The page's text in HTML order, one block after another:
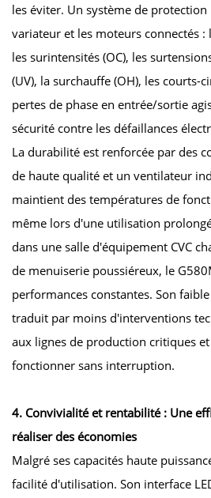
les éviter. Un système de
variateur et les moteurs connectés
les surintensités (OC), les
(UV), la surchauffe (OH), les courts-
pertes de phase en entrée/sortie
sécurité contre les défaillances
La durabilité est renforcée par des
de haute qualité et un ventilateur
maintient des températures de
même lors d'une utilisation
dans une salle d'équipement CVC
de menuiserie poussiéreux, le
performances constantes. Son
traduit par moins d'interventions
aux lignes de production critiques
fonctionner sans interruption.
4. Convivialité et rentabilité : Une
réaliser des économies
Malgré ses capacités haute
facilité d'utilisation. Son interface